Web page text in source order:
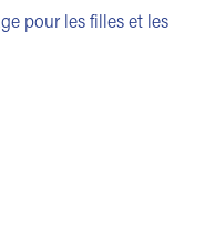
pour les filles et les